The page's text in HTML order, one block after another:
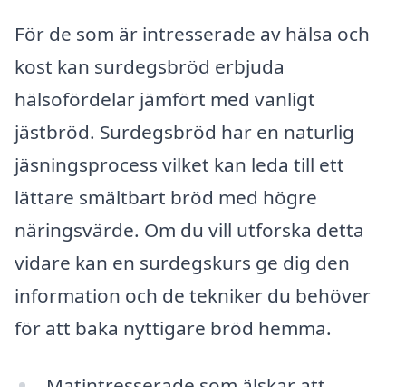
För de som är intresserade av hälsa och
kost kan surdegsbröd erbjuda
hälsofördelar jämfört med vanligt
jästbröd. Surdegsbröd har en naturlig
jäsningsprocess vilket kan leda till ett
lättare smältbart bröd med högre
näringsvärde. Om du vill utforska detta
vidare kan en surdegskurs ge dig den
information och de tekniker du behöver
för att baka nyttigare bröd hemma.